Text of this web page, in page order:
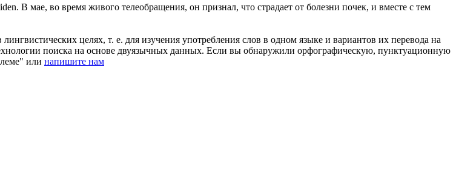
В мае, во время живого телеобращения, он признал, что страдает от болезни почек, и вместе с тем
целях, т. е. для изучения употребления слов в одном языке и вариантов их перевода на
поиска на основе двуязычных данных. Если вы обнаружили орфографическую, пунктуационную
или напишите нам